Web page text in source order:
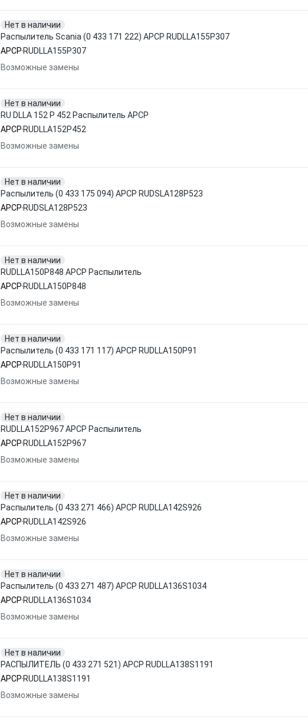
Нет в наличии
Распылитель Scania (0 433 171 222) APCP RUDLLA155P307
APCP RUDLLA155P307
Возможные замены
Нет в наличии
RU DLLA 152 P 452 Распылитель APCP
APCP RUDLLA152P452
Возможные замены
Нет в наличии
Распылитель (0 433 175 094) APCP RUDSLA128P523
APCP RUDSLA128P523
Возможные замены
Нет в наличии
RUDLLA150P848 APCP Распылитель
APCP RUDLLA150P848
Возможные замены
Нет в наличии
Распылитель (0 433 171 117) APCP RUDLLA150P91
APCP RUDLLA150P91
Возможные замены
Нет в наличии
RUDLLA152P967 APCP Распылитель
APCP RUDLLA152P967
Возможные замены
Нет в наличии
Распылитель (0 433 271 466) APCP RUDLLA142S926
APCP RUDLLA142S926
Возможные замены
Нет в наличии
Распылитель (0 433 271 487) APCP RUDLLA136S1034
APCP RUDLLA136S1034
Возможные замены
Нет в наличии
РАСПЫЛИТЕЛЬ (0 433 271 521) APCP RUDLLA138S1191
APCP RUDLLA138S1191
Возможные замены